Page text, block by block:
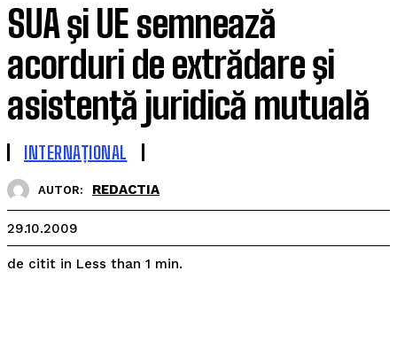
SUA şi UE semnează
acorduri de extrădare şi
asistenţă juridică mutuală
INTERNAȚIONAL
AUTOR: REDACTIA
29.10.2009
de citit in Less than 1 min.